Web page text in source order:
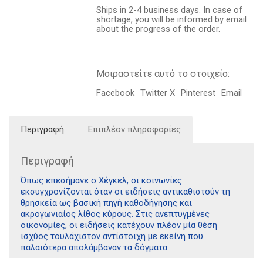
Ships in 2-4 business days. In case of
shortage, you will be informed by email
about the progress of the order.
Μοιραστείτε αυτό το στοιχείο:
Facebook Twitter X Pinterest Email
Περιγραφή Επιπλέον πληροφορίες
Περιγραφή
Όπως επεσήµανε ο Χέγκελ, οι κοινωνίες
εκσυγχρονίζονται όταν οι ειδήσεις αντικαθιστούν τη
θρησκεία ως βασική πηγή καθοδήγησης και
ακρογωνιαίος λίθος κύρους. Στις ανεπτυγµένες
οικονοµίες, οι ειδήσεις κατέχουν πλέον µία θέση
ισχύος τουλάχιστον αντίστοιχη µε εκείνη που
παλαιότερα απολάµβαναν τα δόγµατα.